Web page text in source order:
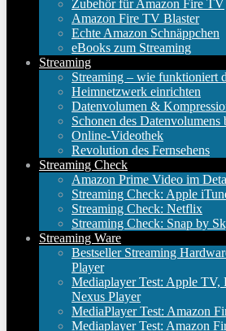
Zubehör für Amazon Fire TV
Amazon Fire TV Blaster
Echte Amazon Schnäppchen
eBooks zum Streaming
Streaming
Streaming – wie funktioniert
Heimnetzwerk einrichten
Datenvolumen &
Schonen des Datenvolumens
Online-Videothek
Revolution des Fernsehens
Streaming Check
Amazon Prime Video im
Streaming Check: Apple
Streaming Check: Netflix
Streaming Check: Snap by
Streaming Ware
Bestseller Streaming
Player
Mediaplayer Test: Apple TV,
Nexus Player
MediaPlayer Test: Amazon
Mediaplayer Test: Amazon